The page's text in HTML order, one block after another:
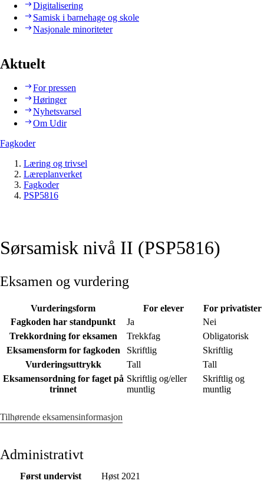
Digitalisering
Samisk i barnehage og skole
Nasjonale minoriteter
Aktuelt
For pressen
Høringer
Nyhetsvarsel
Om Udir
Fagkoder
Læring og trivsel
Læreplanverket
Fagkoder
PSP5816
Sørsamisk nivå II (PSP5816)
Eksamen og vurdering
Vurderingsform For elever
For privatister
Fagkoden har standpunkt
Ja
Nei
Trekkordning for eksamen
Trekkfag
Obligatorisk
Eksamensform for fagkoden
Skriftlig
Skriftlig
Vurderingsuttrykk
Tall
Tall
Eksamensordning for faget på
trinnet
Skriftlig og/eller
muntlig
Skriftlig og
muntlig
Tilhørende eksamensinformasjon
Administrativt
Først undervist
Høst 2021